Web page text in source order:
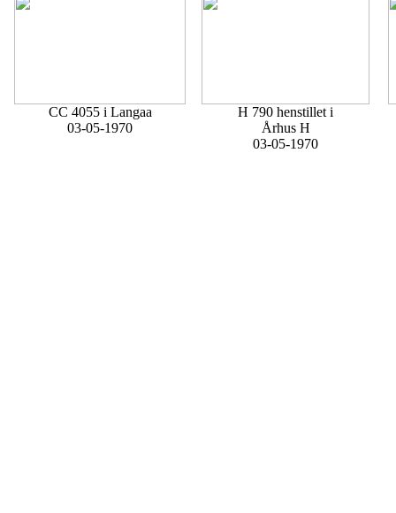
CC 4055 i Langaa
03-05-1970
H 790 henstillet i
Århus H
03-05-1970